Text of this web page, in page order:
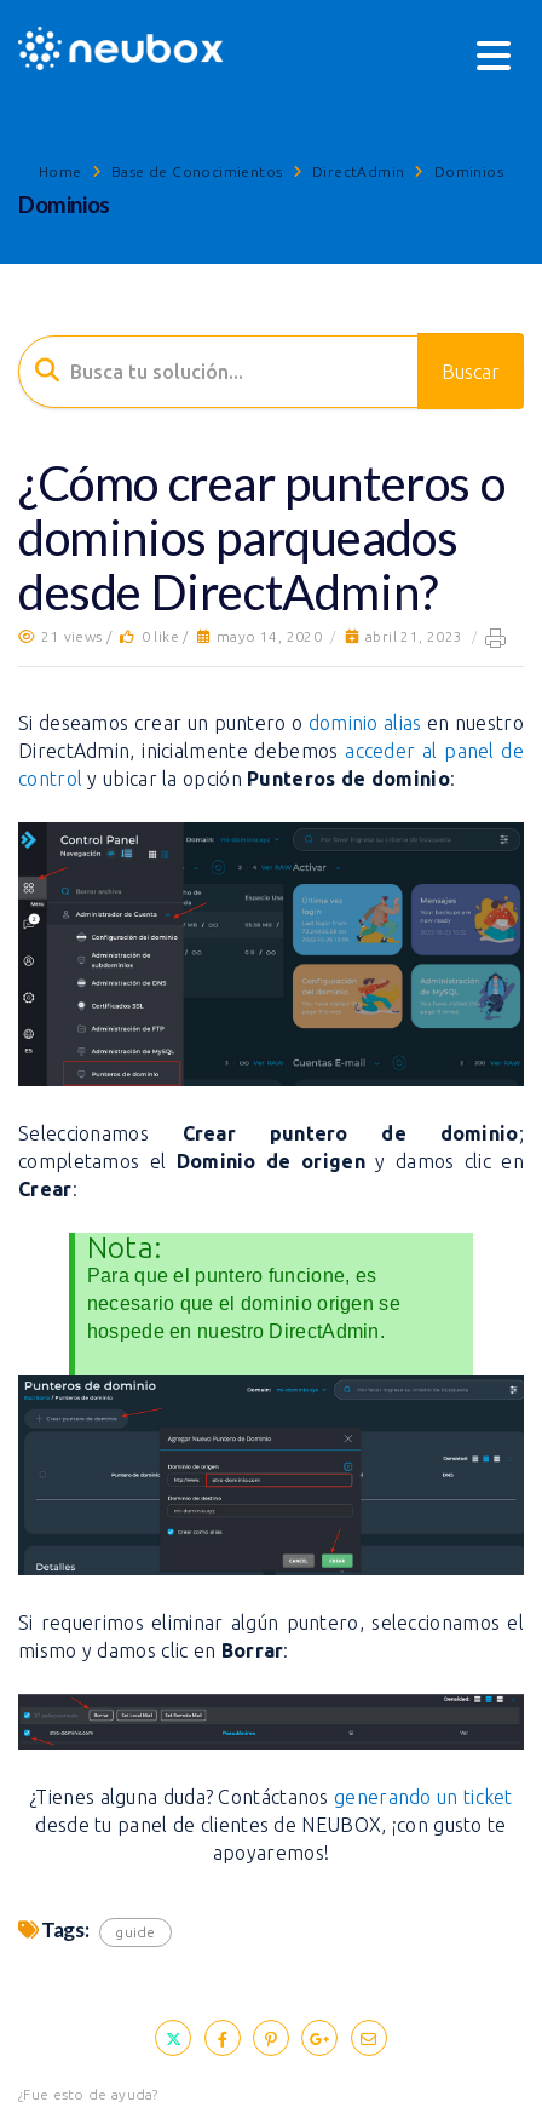
Home Base de Conocimientos DirectAdmin Dominios
Dominios
¿Cómo crear punteros o
dominios parqueados
desde DirectAdmin?
21 views / 0 like / mayo 14, 2020 / abril 21, 2023 /
Si deseamos crear un puntero o dominio alias en nuestro
DirectAdmin, inicialmente debemos acceder al panel de
control y ubicar la opción Punteros de dominio:
Seleccionamos Crear puntero de dominio;
completamos el Dominio de origeny damos clic en
Crear:
Nota:
Para que el puntero funcione, es
necesario que el dominio origen se
hospede en nuestro DirectAdmin.
Si requerimos eliminar algún puntero, seleccionamos el
mismo y damos clic en Borrar:
¿Tienes alguna duda? Contáctanosgenerando un ticket
desde tu panel de clientes de NEUBOX, ¡con gusto te
apoyaremos!
Tags: guide
¿Fue esto de ayuda?